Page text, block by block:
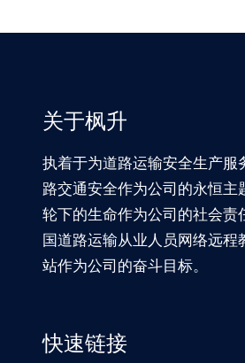
关于枫升
执着于为道路运输安全生产服
路交通安全作为公司的永恒主
轮下的生命作为公司的社会责
国道路运输从业人员网络远程
站作为公司的奋斗目标。
快速链接